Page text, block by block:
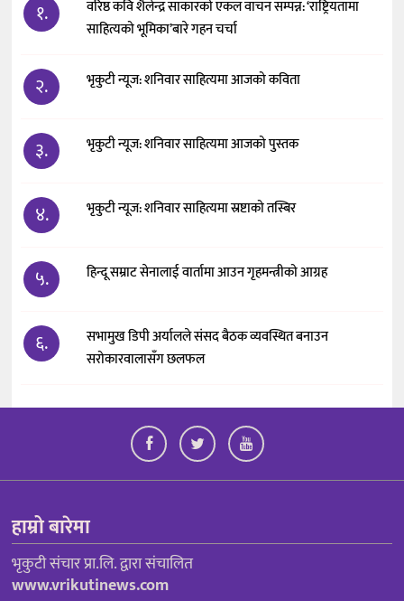
१.
वरिष्ठ कवि शैलेन्द्र साकारको एकल वाचन सम्पन्न: ‘राष्ट्रियतामा
साहित्यको भूमिका’बारे गहन चर्चा
२. भृकुटी न्यूज: शनिवार साहित्यमा आजको कविता
३. भृकुटी न्यूज: शनिवार साहित्यमा आजको पुस्तक
४. भृकुटी न्यूज: शनिवार साहित्यमा स्रष्टाको तस्बिर
५. हिन्दू सम्राट सेनालाई वार्तामा आउन गृहमन्त्रीको आग्रह
६.
सभामुख डिपी अर्यालले संसद बैठक व्यवस्थित बनाउन
सरोकारवालासँग छलफल
हाम्रो बारेमा
भृकुटी संचार प्रा.लि. द्वारा संचालित
www.vrikutinews.com